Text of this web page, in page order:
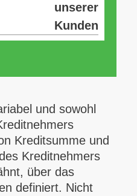
unserer
Kunden
und sowohl
Kreditsumme und
Kreditnehmers
über das
definiert. Nicht